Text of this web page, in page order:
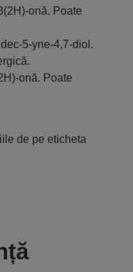
onă. Poate
5-yne-4,7-diol.
onă. Poate
de pe eticheta